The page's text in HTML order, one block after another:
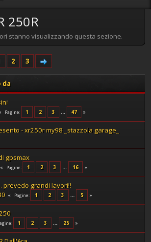
250R
stanno visualizzando questa sezione.
2 3
da
Pagine 1 2 3 ... 47
- xr250r my98 _stazzola garage_
gpsmax
Pagine 1 2 3 ... 16
prevedo grandi lavori!!
Pagine 1 2 3 ... 5
1 2 3 ... 25